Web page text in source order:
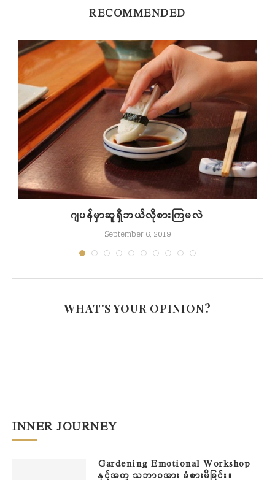
RECOMMENDED
ဂျပန်မှာဆူရှီဘယ်လိုစားကြမလဲ
September 6, 2019
WHAT'S YOUR OPINION?
INNER JOURNEY
Gardening Emotional Workshop
နှင့်အတူ သဘာဝအား ခံစားမိခြင်း။